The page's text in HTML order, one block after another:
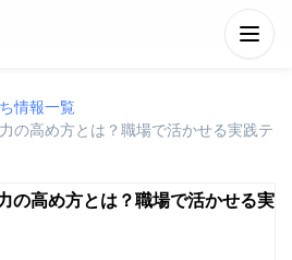
情報一覧
の高め方とは？職場で活かせる実践テ
の高め方とは？職場で活かせる実